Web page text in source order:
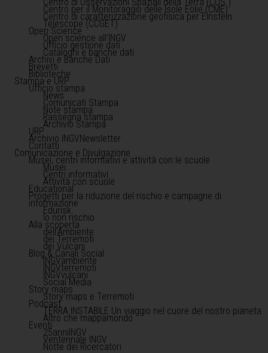
Centro per il Monitoraggio delle Isole Eolie (CME)
Centro di caratterizzazione geofisica per Einstein
Telescope (CCGET)
Open Science
Open science all'INGV
Ufficio gestione dati
Cataloghi e banche dati
Archivi e Banche Dati
Brevetti
Biblioteche
Stampa e URP
Ufficio stampa
News
Comunicati Stampa
Note stampa
Rassegna stampa
Archivio Stampa
URP
Archivio INGVNewsletter
Contatti
Comunicazione e Divulgazione
Musei, centri informativi e attività con le scuole
Musei
Centri informativi
Attività con scuole
Educational
Progetti per la riduzione del rischio e campagne di
informazione
Edurisk
Io non rischio
Alla scoperta
dell'Ambiente
dei Terremoti
dei Vulcani
Blog & Canali Social
INGVambiente
INGVterremoti
INGVvulcani
Social Media
Story maps
Story maps e Terremoti
Podcast
TERRA INSTABILE Un viaggio nel cuore del nostro pianeta
Altro che mappamondo
Eventi
25anniINGV
Ventennale INGV
Notte dei Ricercatori